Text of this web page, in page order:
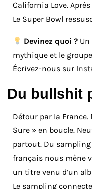
California Love.
Le Super Bowl
Devinez quoi ?
mythique et le groupe
Écrivez-nous sur
Du bullshit
Détour par la France.
Sure » en boucle.
partout. Du sampling
français nous mène
un titre venu d’un
Le sampling